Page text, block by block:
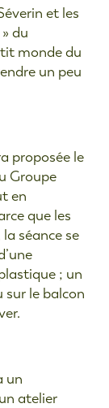
et les
du
monde du
un peu
proposée le
Groupe
en
que les
séance se
; un
sur le balcon
un
atelier